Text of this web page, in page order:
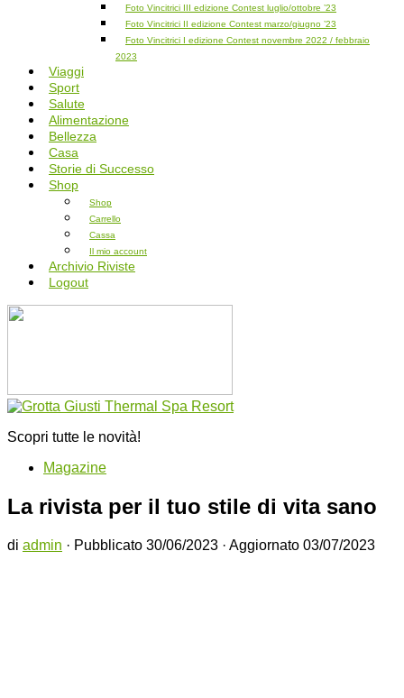
Foto Vincitrici III edizione Contest luglio/ottobre ’23
Foto Vincitrici II edizione Contest marzo/giugno ’23
Foto Vincitrici I edizione Contest novembre 2022 / febbraio
2023
Viaggi
Sport
Salute
Alimentazione
Bellezza
Casa
Storie di Successo
Shop
Shop
Carrello
Cassa
Il mio account
Archivio Riviste
Logout
Scopri tutte le novità!
Magazine
La rivista per il tuo stile di vita sano
di admin · Pubblicato 30/06/2023 · Aggiornato 03/07/2023